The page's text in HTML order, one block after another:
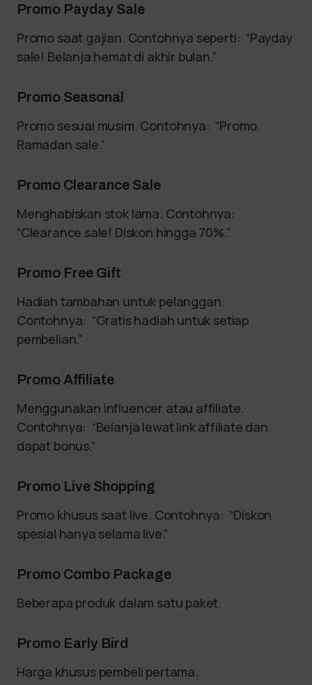
Promo Payday Sale
Promo saat gajian. Contohnya seperti: “Payday
sale! Belanja hemat di akhir bulan.”
Promo Seasonal
Promo sesuai musim. Contohnya: “Promo
Ramadan sale.”
Promo Clearance Sale
Menghabiskan stok lama. Contohnya:
“Clearance sale! Diskon hingga 70%.”
Promo Free Gift
Hadiah tambahan untuk pelanggan.
Contohnya: “Gratis hadiah untuk setiap
pembelian.”
Promo Affiliate
Menggunakan influencer atau affiliate.
Contohnya: “Belanja lewat link affiliate dan
dapat bonus.”
Promo Live Shopping
Promo khusus saat live. Contohnya: “Diskon
spesial hanya selama live.”
Promo Combo Package
Beberapa produk dalam satu paket.
Promo Early Bird
Harga khusus pembeli pertama.